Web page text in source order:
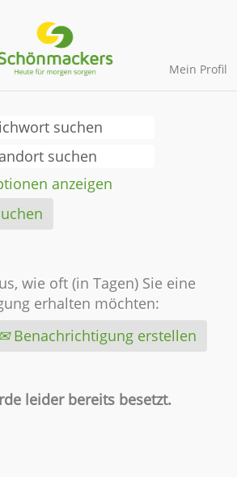
Mein Profil
anzeigen
wie oft (in Tagen) Sie eine
erhalten möchten:
Benachrichtigung erstellen
leider bereits besetzt.